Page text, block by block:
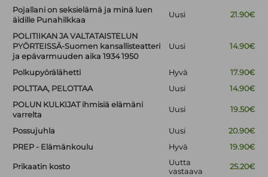
Pojallani on seksielämä ja minä luen
äidille Punahilkkaa
Uusi 21.90€
POLITIIKAN JA VALTATAISTELUN
PYÖRTEISSÄ-Suomen kansallisteatteri
ja epävarmuuden aika 1934 1950
Uusi 14.90€
Polkupyörälähetti Hyvä
17.90€
POLTTAA, PELOTTAA
Uusi
14.90€
POLUN KULKIJAT ihmisiä elämäni
varrelta
Uusi 19.50€
Possujuhla Uusi
20.90€
PREP - Elämänkoulu
Hyvä 19.90€
Prikaatin kosto
Uutta
vastaava
25.20€